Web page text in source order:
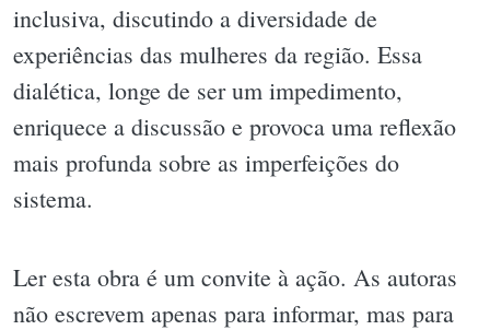
inclusiva, discutindo a diversidade de
experiências das mulheres da região. Essa
dialética, longe de ser um impedimento,
enriquece a discussão e provoca uma reflexão
mais profunda sobre as imperfeições do
sistema.
Ler esta obra é um convite à ação. As autoras
não escrevem apenas para informar, mas para